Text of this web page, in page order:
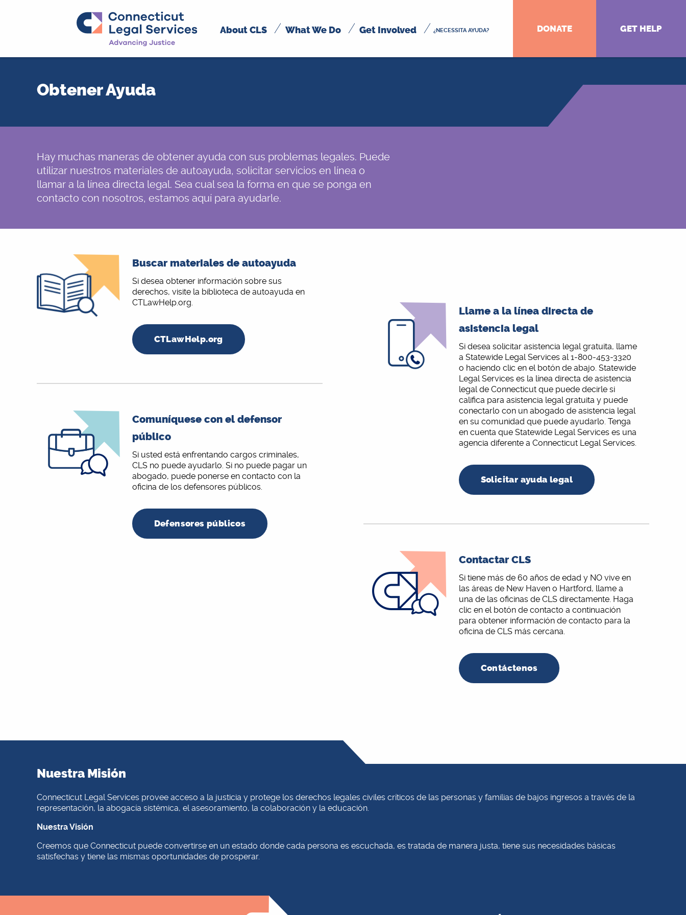
About CLS What We Do Get Involved ¿NECESSITA AYUDA? DONATE GET HELP
Obtener Ayuda
Hay muchas maneras de obtener ayuda con sus problemas legales. Puede
utilizar nuestros materiales de autoayuda, solicitar servicios en línea o
llamar a la línea directa legal. Sea cual sea la forma en que se ponga en
contacto con nosotros, estamos aquí para ayudarle.
Buscar materiales de autoayuda
Si desea obtener información sobre sus
derechos, visite la biblioteca de autoayuda en
CTLawHelp.org.
CTLawHelp.org
Comuníquese con el defensor
público
Si usted está enfrentando cargos criminales,
CLS no puede ayudarlo. Si no puede pagar un
abogado, puede ponerse en contacto con la
oficina de los defensores públicos.
Defensores públicos
Llame a la línea directa de
asistencia legal
Si desea solicitar asistencia legal gratuita, llame
a Statewide Legal Services al 1-800-453-3320
o haciendo clic en el botón de abajo. Statewide
Legal Services es la línea directa de asistencia
legal de Connecticut que puede decirle si
califica para asistencia legal gratuita y puede
conectarlo con un abogado de asistencia legal
en su comunidad que puede ayudarlo. Tenga
en cuenta que Statewide Legal Services es una
agencia diferente a Connecticut Legal Services.
Solicitar ayuda legal
Contactar CLS
Si tiene más de 60 años de edad y NO vive en
las áreas de New Haven o Hartford, llame a
una de las oficinas de CLS directamente. Haga
clic en el botón de contacto a continuación
para obtener información de contacto para la
oficina de CLS más cercana.
Contáctenos
Nuestra Misión
Connecticut Legal Services provee acceso a la justicia y protege los derechos legales civiles críticos de las personas y familias de bajos ingresos a través de la
representación, la abogacía sistémica, el asesoramiento, la colaboración y la educación.
Nuestra Visión
Creemos que Connecticut puede convertirse en un estado donde cada persona es escuchada, es tratada de manera justa, tiene sus necesidades básicas
satisfechas y tiene las mismas oportunidades de prosperar.